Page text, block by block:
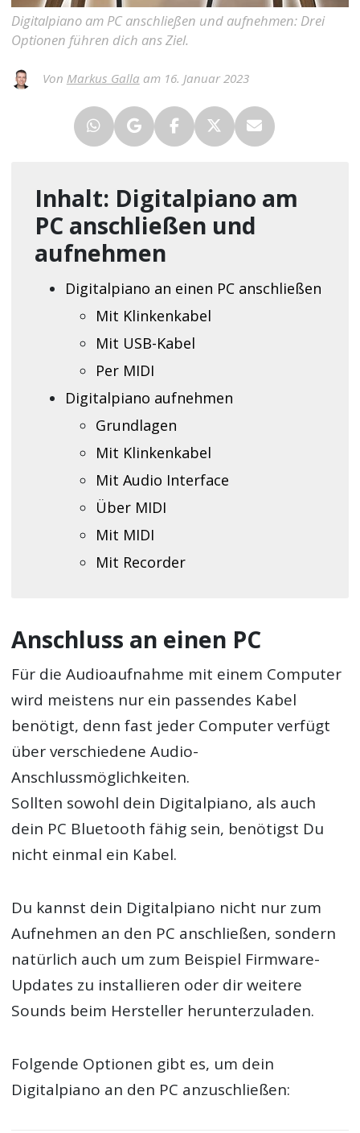
Digitalpiano am PC anschließen und aufnehmen: Drei
Optionen führen dich ans Ziel.
Von Markus Galla am 16. Januar 2023
Inhalt: Digitalpiano am
PC anschließen und
aufnehmen
Digitalpiano an einen PC anschließen
Mit Klinkenkabel
Mit USB-Kabel
Per MIDI
Digitalpiano aufnehmen
Grundlagen
Mit Klinkenkabel
Mit Audio Interface
Über MIDI
Mit MIDI
Mit Recorder
Anschluss an einen PC
Für die Audioaufnahme mit einem Computer
wird meistens nur ein passendes Kabel
benötigt, denn fast jeder Computer verfügt
über verschiedene Audio-
Anschlussmöglichkeiten.
Sollten sowohl dein Digitalpiano, als auch
dein PC Bluetooth fähig sein, benötigst Du
nicht einmal ein Kabel.
Du kannst dein Digitalpiano nicht nur zum
Aufnehmen an den PC anschließen, sondern
natürlich auch um zum Beispiel Firmware-
Updates zu installieren oder dir weitere
Sounds beim Hersteller herunterzuladen.
Folgende Optionen gibt es, um dein
Digitalpiano an den PC anzuschließen: